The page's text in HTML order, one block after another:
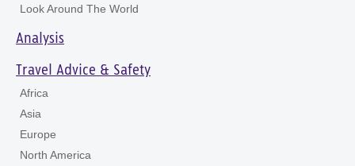
Look Around The World
Analysis
Travel Advice & Safety
Africa
Asia
Europe
North America